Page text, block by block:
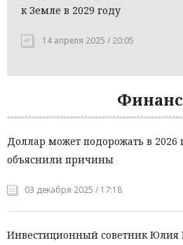
к Земле в 2029 году
14 апреля 2025 / 20:05
Доллар может подорожать в 2026
объяснили причины
03 декабря 2025 / 17:18
Инвестиционный советник Юлия